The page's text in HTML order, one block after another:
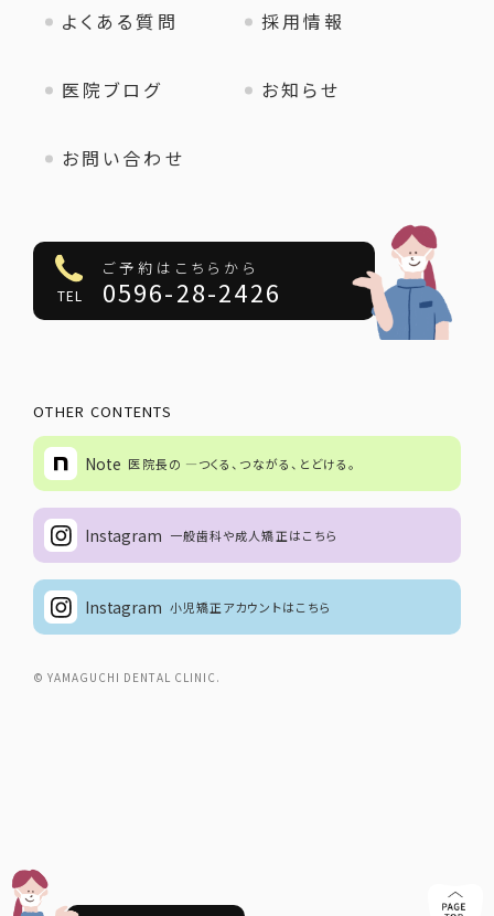
よくある質問 採用情報
医院ブログ お知らせ
お問い合わせ
ご予約はこちらから
TEL 0596-28-2426
OTHER CONTENTS
Note 医院長の ―つくる、つながる、とどける。
Instagram 一般歯科や成人矯正はこちら
Instagram 小児矯正アカウントはこちら
© YAMAGUCHI DENTAL CLINIC.